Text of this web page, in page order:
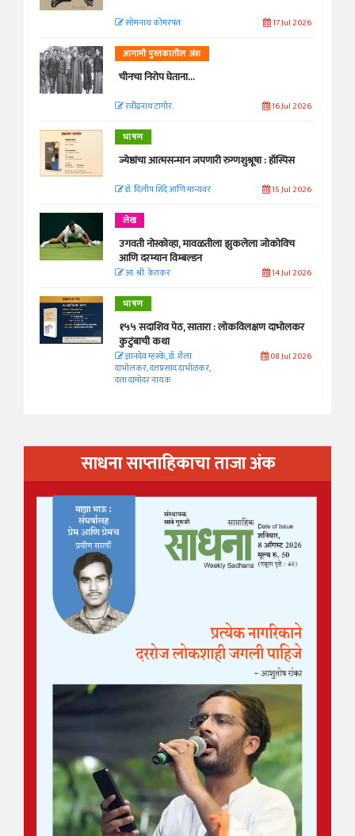
सोमनाथ कोमरपंत 17 Jul 2026
आगामी पुस्तकातील अंश
चीनचा निरोप घेताना...
रवींद्रनाथ टागोर. 16 Jul 2026
भाषण
ज्येष्ठांचा आत्मसन्मान जपणारी रुग्णशुश्रूषा : हॉस्पिस
डॉ. दिलीप शिंदे आणि मान्यवर 15 Jul 2026
लेख
उगवती नोस्कोव्हा, मावळतीला झुकलेला जोकोविच
आणि दरम्यान विम्बल्डन
आ. श्री. केतकर 14 Jul 2026
भाषण
१५५ सदाशिव पेठ, सातारा : लोकविलक्षण दाभोलकर
कुटुंबाची कथा
ज्ञानदेव म्हस्के, डॉ. शैला
दाभोलकर, दत्तप्रसाद दाभोळकर,
दत्ता दामोदर नायक
08 Jul 2026
साधना साप्ताहिकाचा ताजा अंक